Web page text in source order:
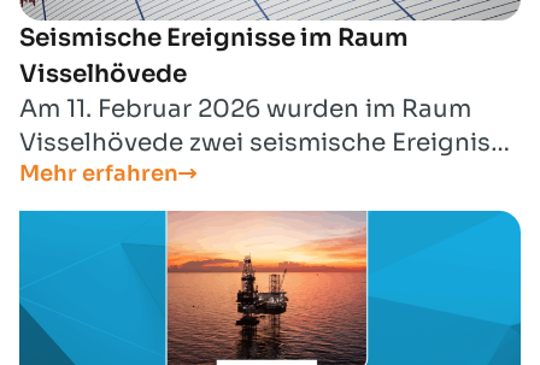
Seismische Ereignisse im Raum
Visselhövede
Am 11. Februar 2026 wurden im Raum
Visselhövede zwei seismische Ereignisse
registriert.
Mehr erfahren